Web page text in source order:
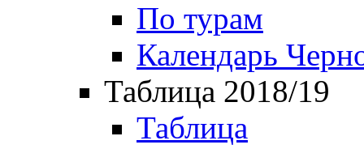
По турам
Календарь
Таблица 2018/19
Таблица